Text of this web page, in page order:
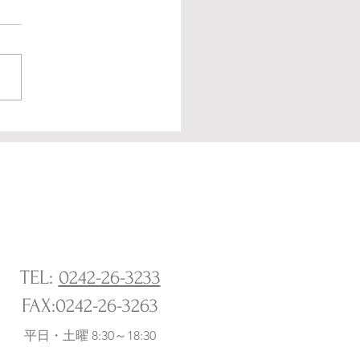
洋へ 別空間レベルの
TEL: 0242-26-3233
​FAX:0242-26-3263
平日・土曜 8:30～18:30